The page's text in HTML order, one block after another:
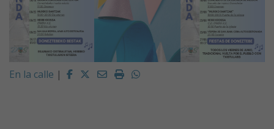
En la calle | Facebook
Twitter
EmailImprimirWhatsapp